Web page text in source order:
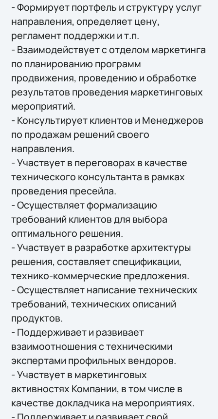
- Формирует портфель и структуру услуг
направления, определяет цену,
регламент поддержки и т.п.
- Взаимодействует с отделом маркетинга
по планированию программ
продвижения, проведению и обработке
результатов проведения маркетинговых
мероприятий.
- Консультирует клиентов и Менеджеров
по продажам решений своего
направления.
- Участвует в переговорах в качестве
технического консультанта в рамках
проведения пресейла.
- Осуществляет формализацию
требований клиентов для выбора
оптимального решения.
- Участвует в разработке архитектуры
решения, составляет спецификации,
технико-коммерческие предложения.
- Осуществляет написание технических
требований, технических описаний
продуктов.
- Поддерживает и развивает
взаимоотношения с техническими
экспертами профильных вендоров.
- Участвует в маркетинговых
активностях Компании, в том числе в
качестве докладчика на мероприятиях.